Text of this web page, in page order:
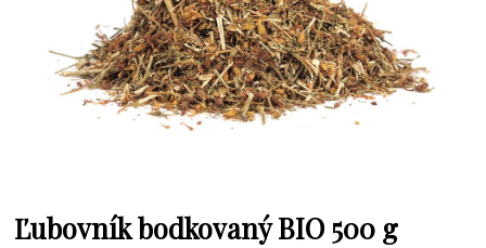
Ľubovník bodkovaný BIO 500 g